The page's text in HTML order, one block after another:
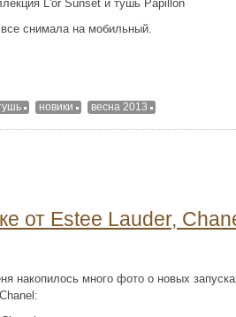
снимала на мобильный.
новики весна 2013
от Estee Lauder,
накопилось много фото о новых